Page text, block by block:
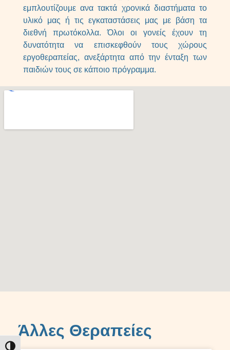
εμπλουτίζουμε ανα τακτά χρονικά διαστήματα το
υλικό μας ή τις εγκαταστάσεις μας με βάση τα
διεθνή πρωτόκολλα. Όλοι οι γονείς έχουν τη
δυνατότητα να επισκεφθούν τους χώρους
εργοθεραπείας, ανεξάρτητα από την ένταξη των
παιδιών τους σε κάποιο πρόγραμμα.
Άλλες Θεραπείες